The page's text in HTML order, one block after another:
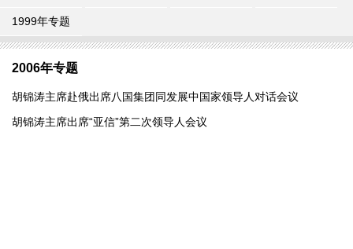
1999年专题
2006年专题
胡锦涛主席赴俄出席八国集团同发展中国家领导人对话会议
胡锦涛主席出席“亚信”第二次领导人会议